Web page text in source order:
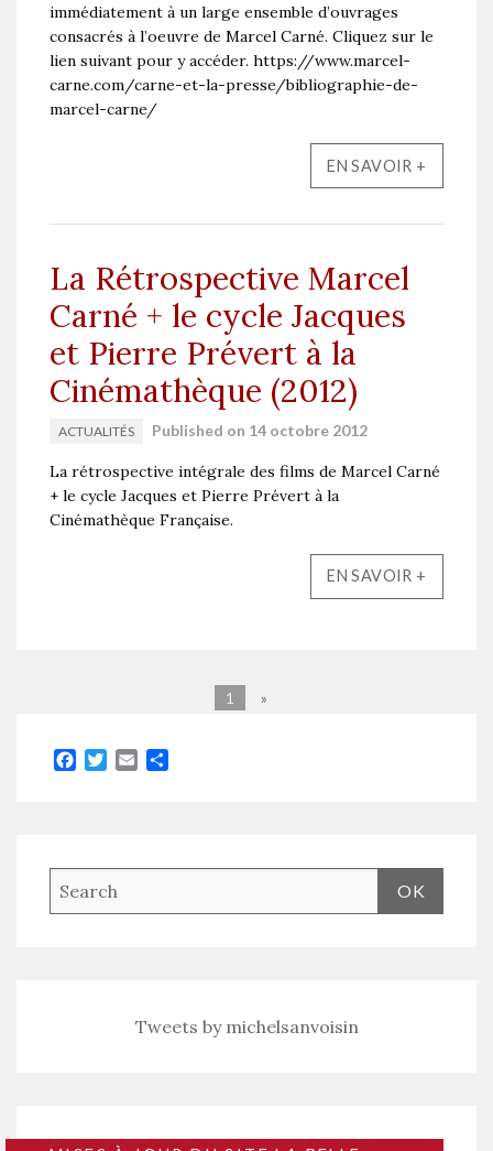
immédiatement à un large ensemble d’ouvrages
consacrés à l’oeuvre de Marcel Carné. Cliquez sur le
lien suivant pour y accéder. https://www.marcel-
carne.com/carne-et-la-presse/bibliographie-de-
marcel-carne/
EN SAVOIR +
La Rétrospective Marcel
Carné + le cycle Jacques
et Pierre Prévert à la
Cinémathèque (2012)
ACTUALITÉS Published on 14 octobre 2012
La rétrospective intégrale des films de Marcel Carné
+ le cycle Jacques et Pierre Prévert à la
Cinémathèque Française.
EN SAVOIR +
1 »
Facebook
TwitterEmail
Tweets by michelsanvoisin